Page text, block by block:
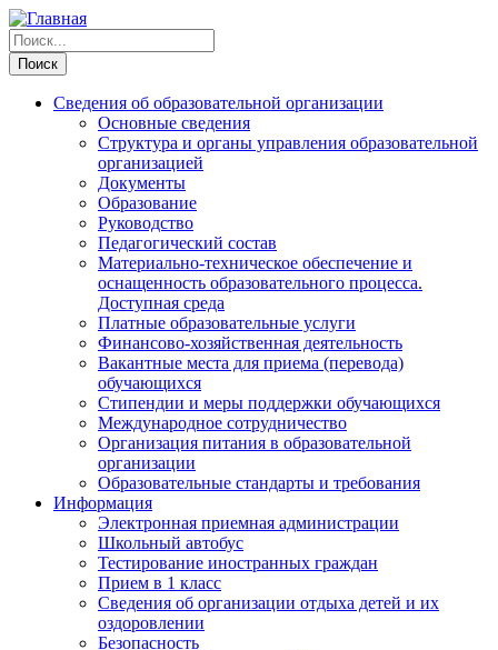
Сведения об образовательной организации
Основные сведения
Структура и органы управления образовательной
организацией
Документы
Образование
Руководство
Педагогический состав
Материально-техническое обеспечение и
оснащенность образовательного процесса.
Доступная среда
Платные образовательные услуги
Финансово-хозяйственная деятельность
Вакантные места для приема (перевода)
обучающихся
Стипендии и меры поддержки обучающихся
Международное сотрудничество
Организация питания в образовательной
организации
Образовательные стандарты и требования
Информация
Электронная приемная администрации
Школьный автобус
Тестирование иностранных граждан
Прием в 1 класс
Сведения об организации отдыха детей и их
оздоровлении
Безопасность